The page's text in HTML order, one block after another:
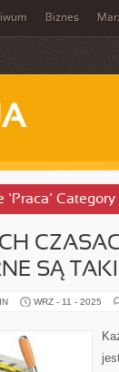
Biznes
Category
SĄ
WRZ - 11 - 2025